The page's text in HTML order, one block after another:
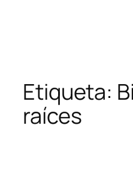
Etiqueta:
raíces